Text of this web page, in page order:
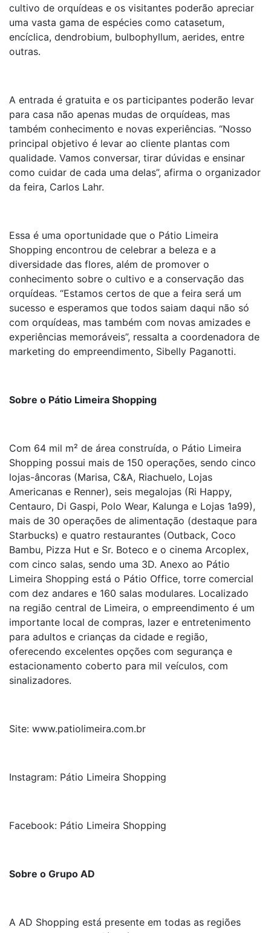
cultivo de orquídeas e os visitantes poderão apreciar
uma vasta gama de espécies como catasetum,
encíclica, dendrobium, bulbophyllum, aerides, entre
outras.
A entrada é gratuita e os participantes poderão levar
para casa não apenas mudas de orquídeas, mas
também conhecimento e novas experiências. “Nosso
principal objetivo é levar ao cliente plantas com
qualidade. Vamos conversar, tirar dúvidas e ensinar
como cuidar de cada uma delas”, afirma o organizador
da feira, Carlos Lahr.
Essa é uma oportunidade que o Pátio Limeira
Shopping encontrou de celebrar a beleza e a
diversidade das flores, além de promover o
conhecimento sobre o cultivo e a conservação das
orquídeas. “Estamos certos de que a feira será um
sucesso e esperamos que todos saiam daqui não só
com orquídeas, mas também com novas amizades e
experiências memoráveis”, ressalta a coordenadora de
marketing do empreendimento, Sibelly Paganotti.
Sobre o Pátio Limeira Shopping
Com 64 mil m² de área construída, o Pátio Limeira
Shopping possui mais de 150 operações, sendo cinco
lojas-âncoras (Marisa, C&A, Riachuelo, Lojas
Americanas e Renner), seis megalojas (Ri Happy,
Centauro, Di Gaspi, Polo Wear, Kalunga e Lojas 1a99),
mais de 30 operações de alimentação (destaque para
Starbucks) e quatro restaurantes (Outback, Coco
Bambu, Pizza Hut e Sr. Boteco e o cinema Arcoplex,
com cinco salas, sendo uma 3D. Anexo ao Pátio
Limeira Shopping está o Pátio Office, torre comercial
com dez andares e 160 salas modulares. Localizado
na região central de Limeira, o empreendimento é um
importante local de compras, lazer e entretenimento
para adultos e crianças da cidade e região,
oferecendo excelentes opções com segurança e
estacionamento coberto para mil veículos, com
sinalizadores.
Site: www.patiolimeira.com.br
Instagram: Pátio Limeira Shopping
Facebook: Pátio Limeira Shopping
Sobre o Grupo AD
A AD Shopping está presente em todas as regiões